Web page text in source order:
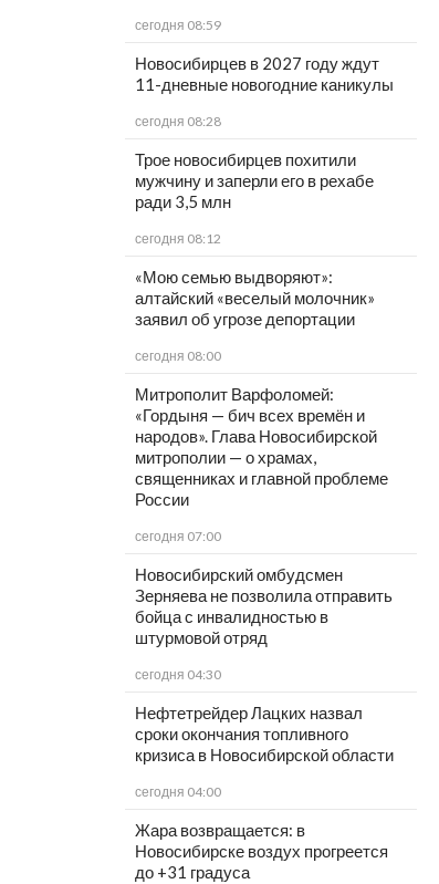
сегодня 08:59
Новосибирцев в 2027 году ждут
11-дневные новогодние каникулы
сегодня 08:28
Трое новосибирцев похитили
мужчину и заперли его в рехабе
ради 3,5 млн
сегодня 08:12
«Мою семью выдворяют»:
алтайский «веселый молочник»
заявил об угрозе депортации
сегодня 08:00
Митрополит Варфоломей:
«Гордыня — бич всех времён и
народов». Глава Новосибирской
митрополии — о храмах,
священниках и главной проблеме
России
сегодня 07:00
Новосибирский омбудсмен
Зерняева не позволила отправить
бойца с инвалидностью в
штурмовой отряд
сегодня 04:30
Нефтетрейдер Лацких назвал
сроки окончания топливного
кризиса в Новосибирской области
сегодня 04:00
Жара возвращается: в
Новосибирске воздух прогреется
до +31 градуса